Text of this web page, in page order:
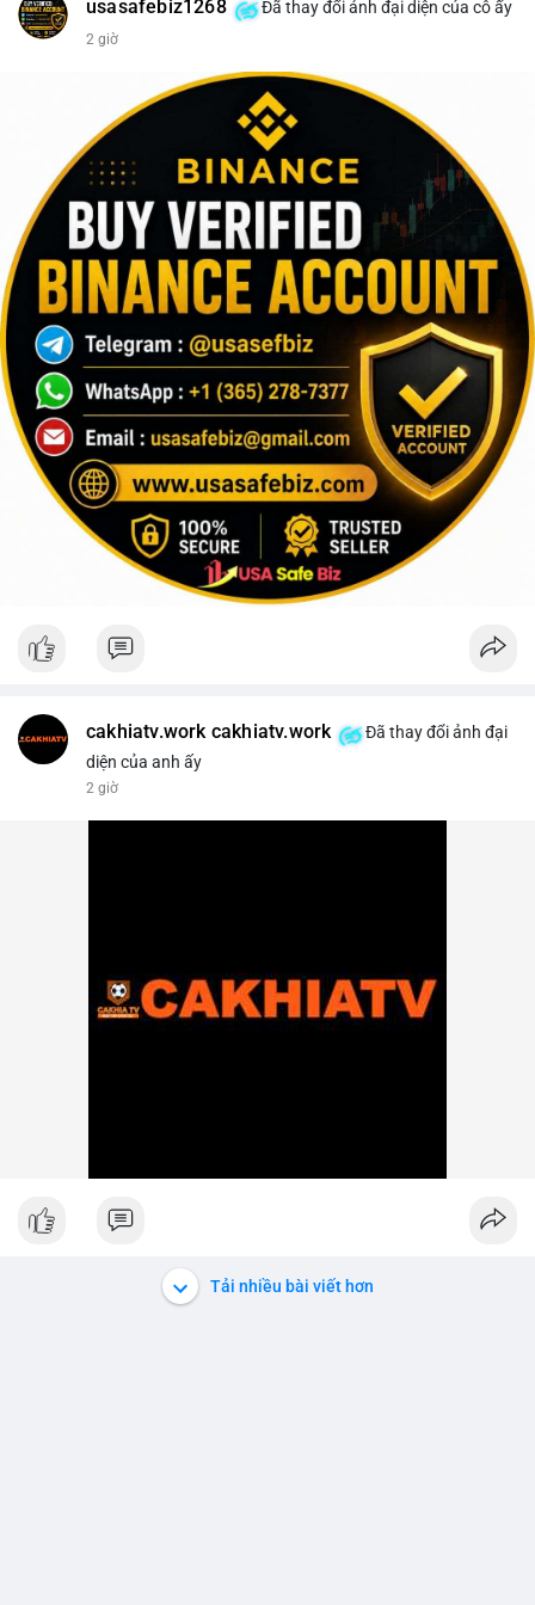
usasafebiz1268 Đã thay đổi ảnh đại diện của cô ấy
2 giờ
cakhiatv.work cakhiatv.work
Đã thay đổi ảnh đại
diện của anh ấy
2 giờ
Tải nhiều bài viết hơn